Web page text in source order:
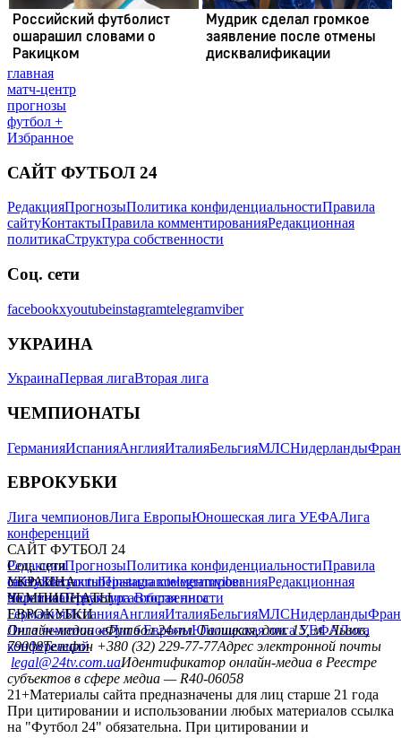
главная
матч-центр
прогнозы
футбол +
Избранное
САЙТ ФУТБОЛ 24
РедакцияПрогнозыПолитика конфиденциальностиПравила
сайтуКонтактыПравила комментированияРедакционная
политикаСтруктура собственности
Соц. сети
facebookxyoutubeinstagramtelegramviber
УКРАИНА
УкраинаПервая лигаВторая лига
ЧЕМПИОНАТЫ
ГерманияИспанияАнглияИталияБельгияМЛСНидерланды
ЕВРОКУБКИ
Лига чемпионовЛига ЕвропыЮношеская лига УЕФАЛига
конференций
САЙТ ФУТБОЛ 24
РедакцияПрогнозыПолитика конфиденциальностиПравила
сайтуКонтактыПравила комментированияРедакционная
политикаСтруктура собственности
Соц. сети
facebookxyoutubeinstagramtelegramviber
УКРАИНА
УкраинаПервая лигаВторая лига
ЧЕМПИОНАТЫ
ГерманияИспанияАнглияИталияБельгияМЛСНидерланды
ЕВРОКУБКИ
Лига чемпионовЛига ЕвропыЮношеская лига УЕФАЛига
конференций
Онлайн-медиа «Футбол 24»пл. Галицкая, дом. 15, м. Львов,
79008Телефон +380 (32) 229-77-77Адрес электронной почты
legal@24tv.com.uaИдентификатор онлайн-медиа в Реестре
субъектов в сфере медиа — R40-06058
21+Материалы сайта предназначены для лиц старше 21 года
При цитировании и использовании любых материалов ссылка
на "Футбол 24" обязательна. При цитировании и